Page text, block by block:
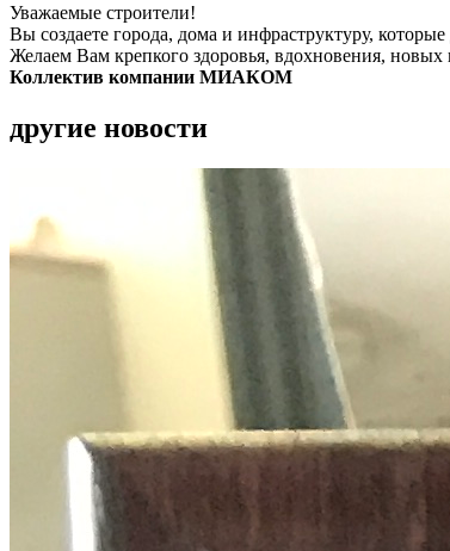
Уважаемые строители!
Вы создаете города, дома и инфраструктуру,
Желаем Вам крепкого здоровья, вдохновения, новых
Коллектив компании МИАКОМ
другие новости